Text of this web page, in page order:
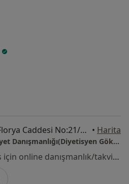
Basınköy Mahallesi Florya Caddesi No:21/2 Bakırköy, İstanbul • Harita
Florya Beslenme ve Diyet Danışmanlığı(Diyetisyen Gökhan Çelik)
Bu uzman ilgili adres için online danışmanlık/takvim sunmuyor.